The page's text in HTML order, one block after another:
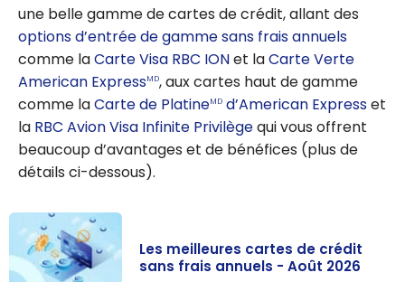
une belle gamme de cartes de crédit, allant des
options d’entrée de gamme sans frais annuels
comme laCarte Visa RBC IONet laCarte Verte
American ExpressMD, aux cartes haut de gamme
comme laCarte de PlatineMD d’American Expresset
la RBC Avion Visa Infinite Privilègequi vous offrent
beaucoup d’avantages et de bénéfices (plus de
détails ci-dessous).
Les meilleures cartes de crédit
sans frais annuels - Août 2026